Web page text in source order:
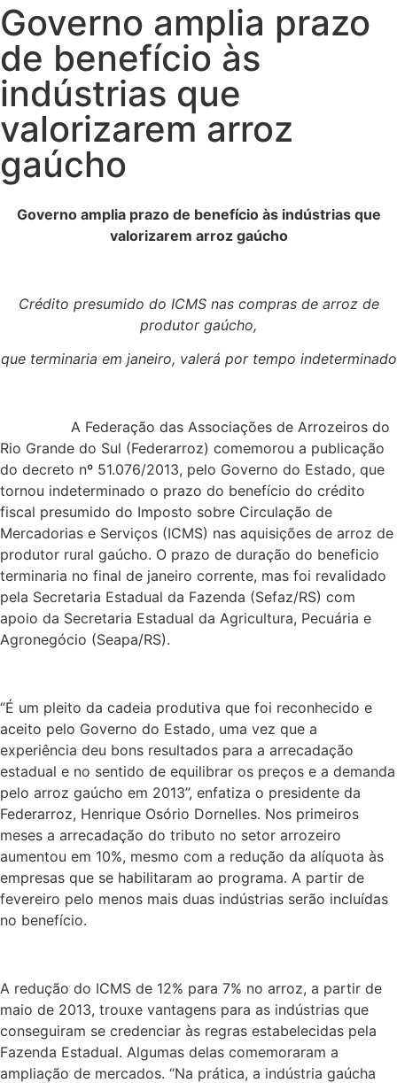
Governo amplia prazo
de benefício às
indústrias que
valorizarem arroz
gaúcho
Governo amplia prazo de benefício às indústrias que
valorizarem arroz gaúcho
Crédito presumido do ICMS nas compras de arroz de
produtor gaúcho,
que terminaria em janeiro, valerá por tempo indeterminado
A Federação das Associações de Arrozeiros do
Rio Grande do Sul (Federarroz) comemorou a publicação
do decreto nº 51.076/2013, pelo Governo do Estado, que
tornou indeterminado o prazo do benefício do crédito
fiscal presumido do Imposto sobre Circulação de
Mercadorias e Serviços (ICMS) nas aquisições de arroz de
produtor rural gaúcho. O prazo de duração do beneficio
terminaria no final de janeiro corrente, mas foi revalidado
pela Secretaria Estadual da Fazenda (Sefaz/RS) com
apoio da Secretaria Estadual da Agricultura, Pecuária e
Agronegócio (Seapa/RS).
“É um pleito da cadeia produtiva que foi reconhecido e
aceito pelo Governo do Estado, uma vez que a
experiência deu bons resultados para a arrecadação
estadual e no sentido de equilibrar os preços e a demanda
pelo arroz gaúcho em 2013”, enfatiza o presidente da
Federarroz, Henrique Osório Dornelles. Nos primeiros
meses a arrecadação do tributo no setor arrozeiro
aumentou em 10%, mesmo com a redução da alíquota às
empresas que se habilitaram ao programa. A partir de
fevereiro pelo menos mais duas indústrias serão incluídas
no benefício.
A redução do ICMS de 12% para 7% no arroz, a partir de
maio de 2013, trouxe vantagens para as indústrias que
conseguiram se credenciar às regras estabelecidas pela
Fazenda Estadual. Algumas delas comemoraram a
ampliação de mercados. “Na prática, a indústria gaúcha